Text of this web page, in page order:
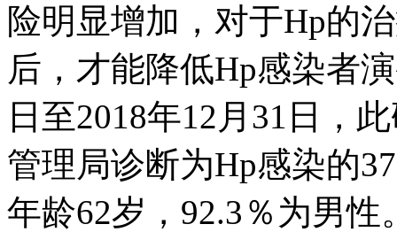
险明显增加，对于Hp的
后，才能降低Hp感染者
日至2018年12月31日，
管理局诊断为Hp感染的
年龄62岁，92.3％为男性